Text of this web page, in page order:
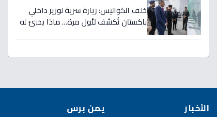
خلف الكواليس: زيارة سرية لوزير داخلي
باكستان تُكشف لأول مرة… ماذا يخبئ له
الأخبار يمن برس